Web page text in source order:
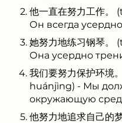
他一直在努力工作
Он всегда
她努力地练习钢琴
Она усердно
我们要努力保护环
huánjìng) - Мы
окружающую
他努力地追求自己